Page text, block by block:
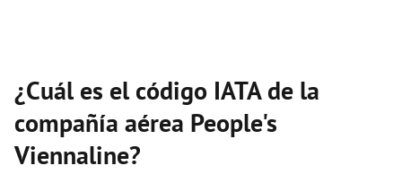
¿Cuál es el código IATA de la
compañía aérea People's
Viennaline?